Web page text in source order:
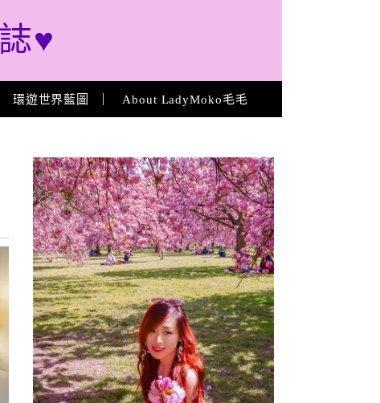
♥
環遊世界藍圖 About LadyMoko毛毛
About